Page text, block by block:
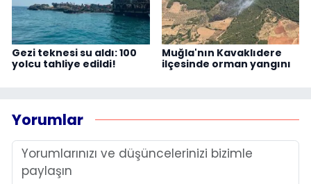
Gezi teknesi su aldı: 100
yolcu tahliye edildi!
Muğla'nın Kavaklıdere
ilçesinde orman yangını
Yorumlar